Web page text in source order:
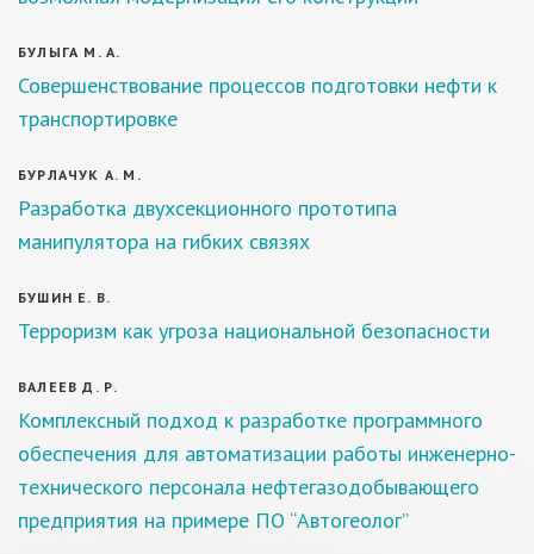
БУЛЫГА М. А.
Совершенствование процессов подготовки нефти к
транспортировке
БУРЛАЧУК А. М.
Разработка двухсекционного прототипа
манипулятора на гибких связях
БУШИН Е. В.
Терроризм как угроза национальной безопасности
ВАЛЕЕВ Д. Р.
Комплексный подход к разработке программного
обеспечения для автоматизации работы инженерно-
технического персонала нефтегазодобывающего
предприятия на примере ПО “Автогеолог”